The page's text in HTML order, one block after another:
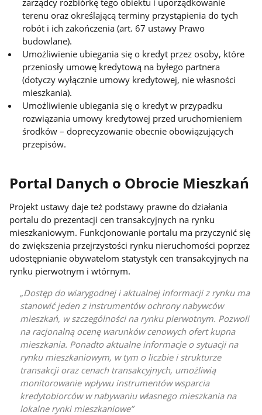
zarządcy rozbiórkę tego obiektu i uporządkowanie
terenu oraz określającą terminy przystąpienia do tych
robót i ich zakończenia (art. 67 ustawy Prawo
budowlane).
Umożliwienie ubiegania się o kredyt przez osoby, które
przeniosły umowę kredytową na byłego partnera
(dotyczy wyłącznie umowy kredytowej, nie własności
mieszkania).
Umożliwienie ubiegania się o kredyt w przypadku
rozwiązania umowy kredytowej przed uruchomieniem
środków – doprecyzowanie obecnie obowiązujących
przepisów.
Portal Danych o Obrocie Mieszkań
Projekt ustawy daje też podstawy prawne do działania
portalu do prezentacji cen transakcyjnych na rynku
mieszkaniowym. Funkcjonowanie portalu ma przyczynić się
do zwiększenia przejrzystości rynku nieruchomości poprzez
udostępnianie obywatelom statystyk cen transakcyjnych na
rynku pierwotnym i wtórnym.
Dostęp do wiarygodnej i aktualnej informacji z rynku ma
stanowić jeden z instrumentów ochrony nabywców
mieszkań, w szczególności na rynku pierwotnym. Pozwoli
na racjonalną ocenę warunków cenowych ofert kupna
mieszkania. Ponadto aktualne informacje o sytuacji na
rynku mieszkaniowym, w tym o liczbie i strukturze
transakcji oraz cenach transakcyjnych, umożliwią
monitorowanie wpływu instrumentów wsparcia
kredytobiorców w nabywaniu własnego mieszkania na
lokalne rynki mieszkaniowe